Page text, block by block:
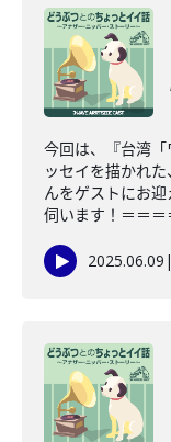
今回は、『台湾
ッセイを描かれ
んをゲストにお
伺います！＝＝＝
2025.06.09 |